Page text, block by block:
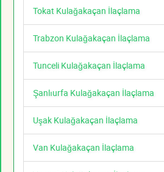
Tokat Kulağakaçan İlaçlama
Trabzon Kulağakaçan İlaçlama
Tunceli Kulağakaçan İlaçlama
Şanlıurfa Kulağakaçan İlaçlama
Uşak Kulağakaçan İlaçlama
Van Kulağakaçan İlaçlama